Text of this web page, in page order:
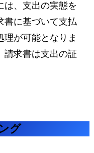
は、支出の実態を
書に基づいて支払
理が可能となりま
請求書は支出の証
グ